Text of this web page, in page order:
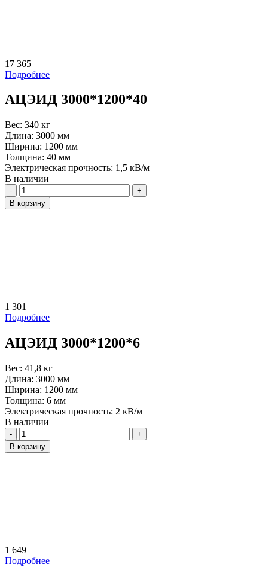
17 365
Подробнее
АЦЭИД 3000*1200*40
Вес: 340 кг
Длина: 3000 мм
Ширина: 1200 мм
Толщина: 40 мм
Электрическая прочность: 1,5 кВ/м
В наличии
Количество
В корзину
1 301
Подробнее
АЦЭИД 3000*1200*6
Вес: 41,8 кг
Длина: 3000 мм
Ширина: 1200 мм
Толщина: 6 мм
Электрическая прочность: 2 кВ/м
В наличии
Количество
В корзину
1 649
Подробнее